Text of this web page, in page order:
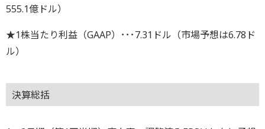
555.1億ドル）
★1株当たり利益（GAAP）･･･7.31ドル（市場予想は6.78ド
ル）
決算総括